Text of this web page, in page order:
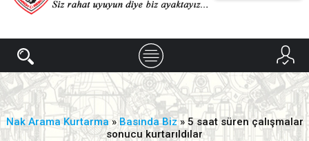
Nak Arama Kurtarma»Basında Biz» 5 saat süren çalışmalar
sonucu kurtarıldılar